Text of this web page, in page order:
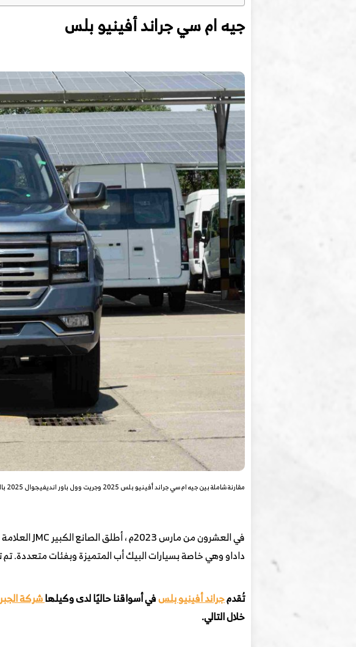
جيه ام سي جراند أفينيو بلس
مقارنة شاملة بين جيه ام سي جراند أفينيو بلس 2025 وجريت وول باور انديفيجوال 2025 بالسعودية
داداو وهي خاصة بسيارات البيك أب المتميزة وبفئات متعددة. تم
تُقدمجراند أفينيو بلسفي أسواقنا حاليًا لدى وكيلهاشركة الجبر
خلال التالي.